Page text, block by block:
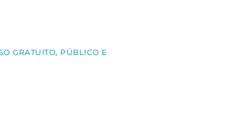
GRATUITO, PÚBLICO E